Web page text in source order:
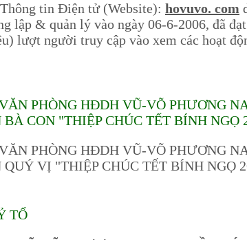
tin Điện tử (Website): hovuvo. com
lập & quản lý vào ngày 06-6-2006, đã
lượt người truy cập vào xem các hoạt
PHÒNG HĐDH VŨ-VÕ PHƯƠNG
CON "THIỆP CHÚC TẾT BÍNH NGỌ
PHÒNG HĐDH VŨ-VÕ PHƯƠNG
VỊ "THIỆP CHÚC TẾT BÍNH NGỌ
TỔ